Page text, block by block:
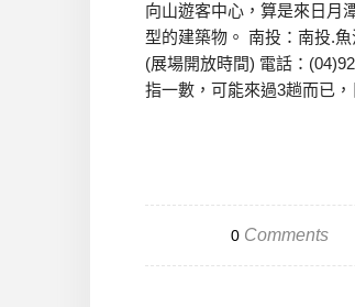
向山遊客中心，算是來日月
型的建築物。 南投：南投.
(展場開放時間) 電話：
指一數，可能來過3趟而已
0Comments